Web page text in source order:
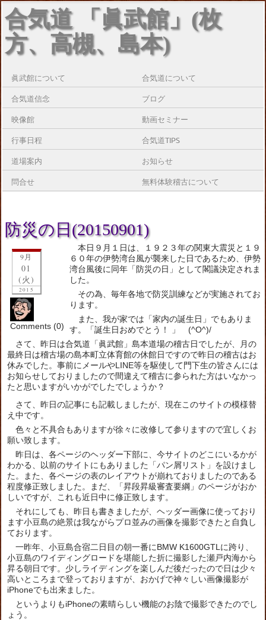
合気道 「眞武館」(枚
方、高槻、島本)
眞武館について 合気道について
合気道信念 ブログ
映像館 動画セミナー
行事日程 合気道TIPS
道場案内 お知らせ
問合せ 無料体験稽古について
防災の日(20150901)
9月
01
(火)
2015
Comments (0)
本日９月１日は、１９２３年の関東大震災と１９
６０年の伊勢湾台風が襲来した日であるため、伊勢
湾台風後に同年「防災の日」として閣議決定されま
した。
その為、毎年各地で防災訓練などが実施されてお
ります。
また、我が家では「家内の誕生日」でもありま
す。「誕生日おめでとう！ 」 (^O^)/
さて、昨日は合気道「眞武館」島本道場の稽古日でしたが、月の
最終日は稽古場の島本町立体育館の休館日ですので昨日の稽古はお
休みでした。事前にメールやLINE等を駆使して門下生の皆さんには
お知らせしておりましたので間違えて稽古に参られた方はいなかっ
たと思いますがいかがでしたでしょうか？
さて、昨日の記事にも記載しましたが、現在このサイトの模様替
え中です。
色々と不具合もありますが徐々に改修して参りますので宜しくお
願い致します。
昨日は、各ページのヘッダー下部に、今サイトのどこにいるかが
わかる、以前のサイトにもありました「パン屑リスト」を設けまし
た。また、各ページの表のレイアウトが崩れておりましたのである
程度修正致しました。まだ、「昇段昇級審査要綱」のページがおか
しいですが、これも近日中に修正致します。
それにしても、昨日も書きましたが、ヘッダー画像に使っており
ます小豆島の絶景は我ながらプロ並みの画像を撮影できたと自負し
ております。
一昨年、小豆島合宿二日目の朝一番にBMW K1600GTLに跨り、
小豆島のワイディングロードを堪能した折に撮影した瀬戸内海から
昇る朝日です。少しライディングを楽しんだ後だったので日は少々
高いところまで登っておりますが、おかげで神々しい画像撮影が
iPhoneでも出来ました。
というよりもiPhoneの素晴らしい機能のお陰で撮影できたのでし
ょう。